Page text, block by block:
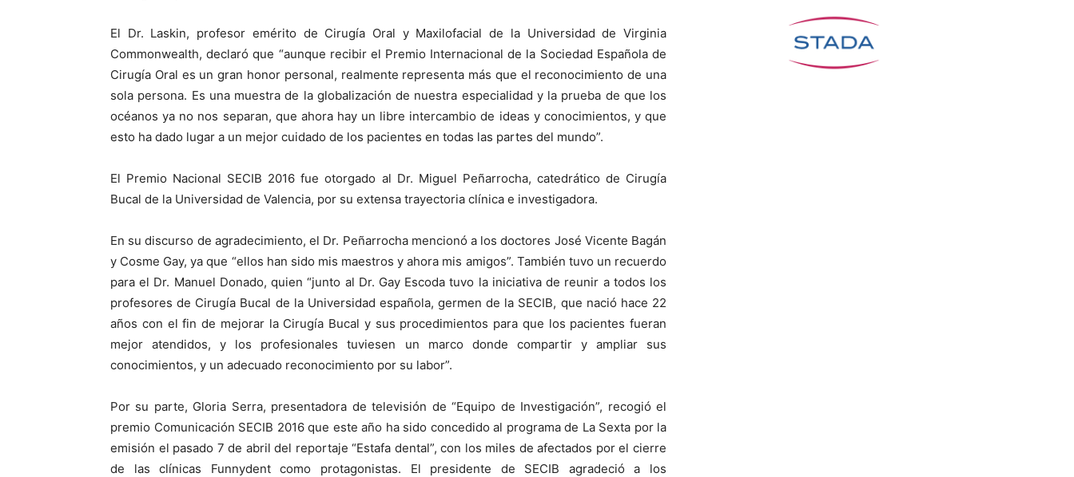
El Dr. Laskin, profesor emérito de Cirugía Oral y Maxilofacial de la Universidad de Virginia
Commonwealth, declaró que “aunque recibir el Premio Internacional de la Sociedad Española de
Cirugía Oral es un gran honor personal, realmente representa más que el reconocimiento de una
sola persona. Es una muestra de la globalización de nuestra especialidad y la prueba de que los
océanos ya no nos separan, que ahora hay un libre intercambio de ideas y conocimientos, y que
esto ha dado lugar a un mejor cuidado de los pacientes en todas las partes del mundo”.
El Premio Nacional SECIB 2016 fue otorgado al Dr. Miguel Peñarrocha, catedrático de Cirugía
Bucal de la Universidad de Valencia, por su extensa trayectoria clínica e investigadora.
En su discurso de agradecimiento, el Dr. Peñarrocha mencionó a los doctores José Vicente Bagán
y Cosme Gay, ya que “ellos han sido mis maestros y ahora mis amigos”. También tuvo un recuerdo
para el Dr. Manuel Donado, quien “junto al Dr. Gay Escoda tuvo la iniciativa de reunir a todos los
profesores de Cirugía Bucal de la Universidad española, germen de la SECIB, que nació hace 22
años con el fin de mejorar la Cirugía Bucal y sus procedimientos para que los pacientes fueran
mejor atendidos, y los profesionales tuviesen un marco donde compartir y ampliar sus
conocimientos, y un adecuado reconocimiento por su labor”.
Por su parte, Gloria Serra, presentadora de televisión de “Equipo de Investigación”, recogió el
premio Comunicación SECIB 2016 que este año ha sido concedido al programa de La Sexta por la
emisión el pasado 7 de abril del reportaje “Estafa dental”, con los miles de afectados por el cierre
de las clínicas Funnydent como protagonistas. El presidente de SECIB agradeció a los